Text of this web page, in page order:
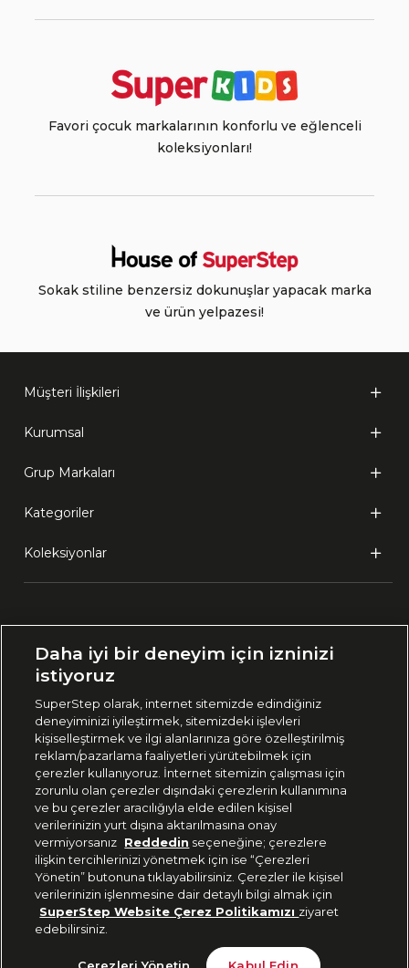
Sepete Ekle
Favori çocuk markalarının konforlu ve eğlenceli
koleksiyonları!
Sokak stiline benzersiz dokunuşlar yapacak marka
ve ürün yelpazesi!
Müşteri İlişkileri
Kurumsal
Grup Markaları
Kategoriler
Koleksiyonlar
🇹🇷 Türkiye
444 37 36
Uygulamadan Takip Edin
Bizi Takip Edin
Daha iyi bir deneyim için izninizi
istiyoruz
SuperStep olarak, internet sitemizde edindiğiniz
deneyiminizi iyileştirmek, sitemizdeki işlevleri
kişiselleştirmek ve ilgi alanlarınıza göre özelleştirilmiş
reklam/pazarlama faaliyetleri yürütebilmek için
çerezler kullanıyoruz. İnternet sitemizin çalışması için
zorunlu olan çerezler dışındaki çerezlerin kullanımına
ve bu çerezler aracılığıyla elde edilen kişisel
verilerinizin yurt dışına aktarılmasına onay
vermiyorsanız Reddedin seçeneğine; çerezlere
ilişkin tercihlerinizi yönetmek için ise “Çerezleri
Yönetin” butonuna tıklayabilirsiniz. Çerezler ile kişisel
verilerinizin işlenmesine dair detaylı bilgi almak için
SuperStep Website Çerez Politikamızı ziyaret
edebilirsiniz.